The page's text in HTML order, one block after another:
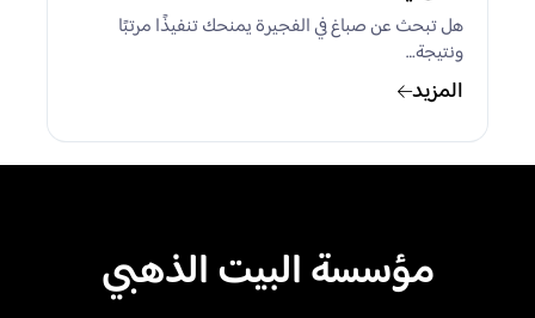
هل تبحث عن صباغ في الفجيرة يمنحك تنفيذًا مرتبًا
ونتيجة…
المزيد
مؤسسة البيت الذهبي